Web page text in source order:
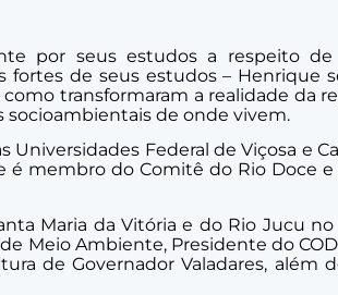
por seus estudos a respeito
de seus estudos – Henrique
transformaram a realidade da
socioambientais de onde vivem.
Federal de Viçosa e
é membro do Comitê do Rio Doce
Maria da Vitória e do Rio Jucu
Meio Ambiente, Presidente do
de Governador Valadares,